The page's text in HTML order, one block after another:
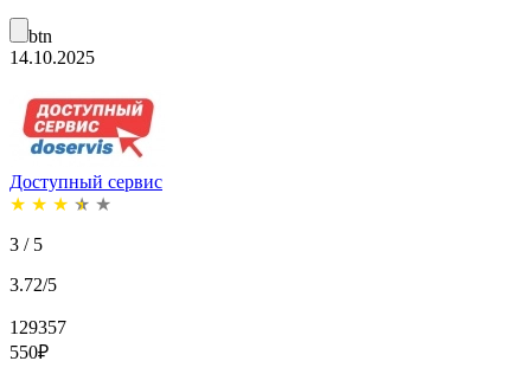
btn
14.10.2025
Доступный сервис
★ ★ ★ ★ ★
3 / 5
3.72/5
129357
550₽